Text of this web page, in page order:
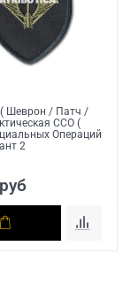
Шеврон / Патч /
ССО (
Операций
2